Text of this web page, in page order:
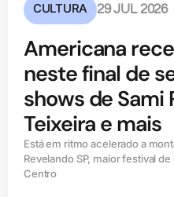
CULTURA 29 JUL 2026
Americana
neste final de
shows de Sami
Teixeira e mais
Está em ritmo acelerado a
Revelando SP, maior festival
Centro